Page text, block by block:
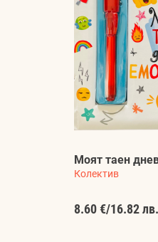
Моят таен
Колектив
8.60 €/16.82 лв.